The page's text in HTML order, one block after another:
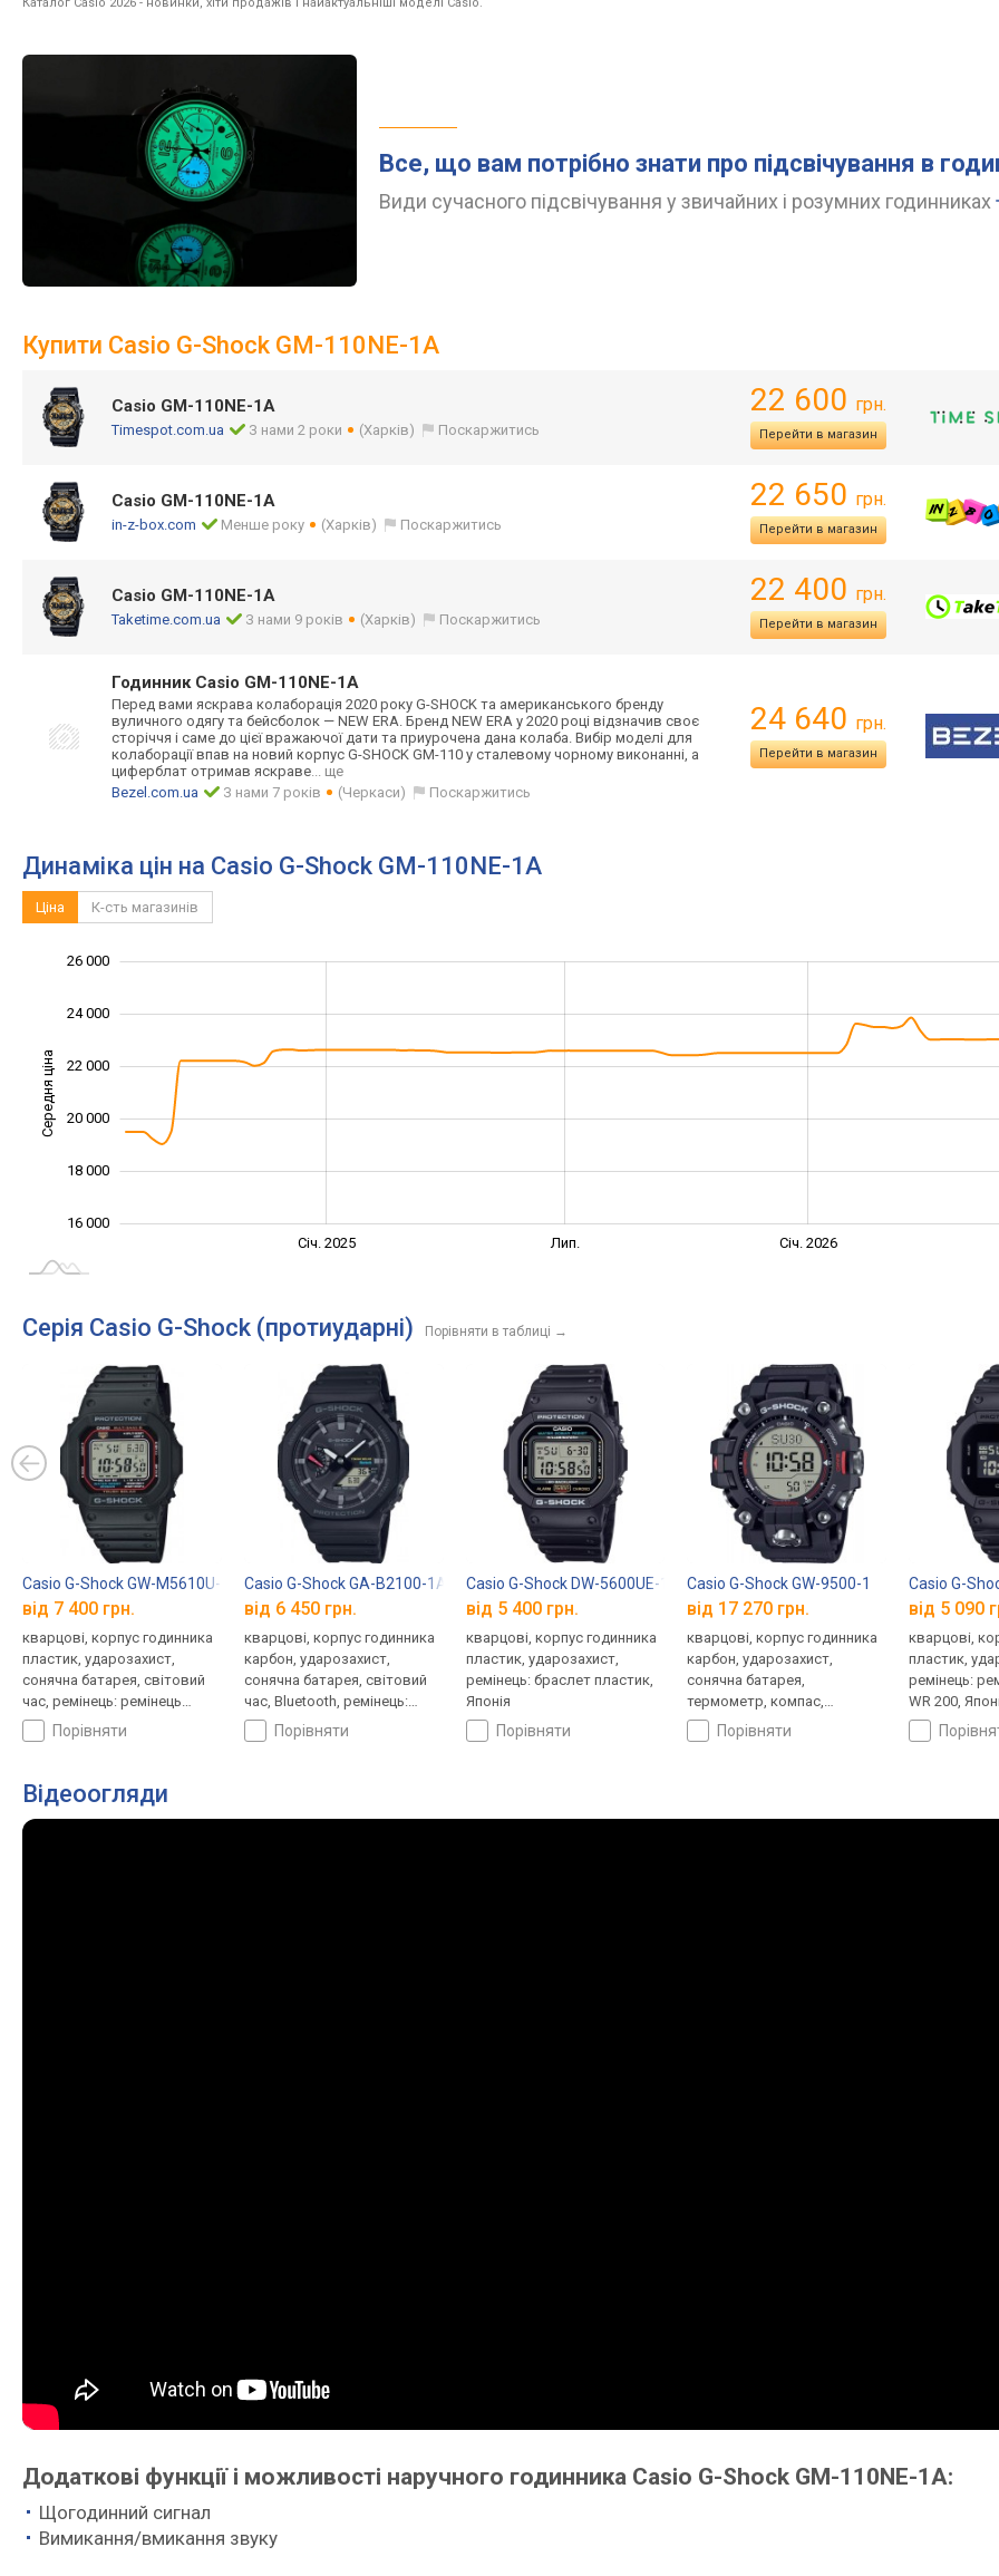
Все, що вам потрібно знати про підсвічування в
Види сучасного підсвічування у звичайних і розумних годинниках
Купити Casio G-Shock GM-110NE-1A
Casio GM-110NE-1A
Timespot.com.ua З нами 2 роки (Харків) Поскаржитись
22 600 грн.
Перейти в магазин
Casio GM-110NE-1A
in-z-box.com Менше року (Харків) Поскаржитись
22 650 грн.
Перейти в магазин
Casio GM-110NE-1A
Taketime.com.ua З нами 9 років (Харків) Поскаржитись
22 400 грн.
Перейти в магазин
Годинник Casio GM-110NE-1A
Перед вами яскрава колаборація 2020 року G-SHOCK та американського бренду
вуличного одягу та бейсболок — NEW ERA. Бренд NEW ERA у 2020 році відзначив своє
сторіччя і саме до цієї вражаючої дати та приурочена дана колаба. Вибір моделі для
колаборації впав на новий корпус G-SHOCK GM-110 у сталевому чорному виконанні, а
циферблат отримав яскраве... ще
Bezel.com.ua
З нами 7 років (Черкаси) Поскаржитись
24 640 грн.
Перейти в магазин
Динаміка цін на Casio G-Shock GM-110NE-1A
Ціна К-сть магазинів
Середня ціна
16 000
18 000
20 000
22 000
24 000
26 000
Січ. 2025 Лип. Січ. 2026
Серія Casio G-Shock (протиударні) Порівняти в таблиці →
Casio G-Shock GW-M5610U-1E
від 7 400 грн.
кварцові, корпус годинника
пластик, ударозахист,
сонячна батарея, світовий
час, ремінець: ремінець
каучук, WR 200, Японія
порівняти
Casio G-Shock GA-B2100-1A
від 6 450 грн.
кварцові, корпус годинника
карбон, ударозахист,
сонячна батарея, світовий
час, Bluetooth, ремінець:
браслет пластик, WR 200,
Японія
порівняти
Casio G-Shock DW-5600UE-1
від 5 400 грн.
кварцові, корпус годинника
пластик, ударозахист,
ремінець: браслет пластик,
Японія
порівняти
Casio G-Shock GW-9500-1
від 17 270 грн.
кварцові, корпус годинника
карбон, ударозахист,
сонячна батарея,
термометр, компас,
висотомір, барометр,
світовий час, ремінець:
порівняти
Casio G-
від 5 090
кварцові,
пластик,
ремінець:
WR 200,
Відеоогляди
Додаткові функції і можливості наручного годинника Casio G-Shock GM-110NE-1A:
Щогодинний сигнал
Вимикання/вмикання звуку